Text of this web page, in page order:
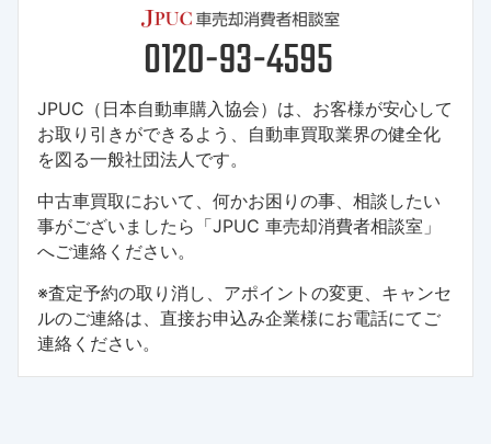
JPUC（日本自動車購入協会）は、お客様が安心して
お取り引きができるよう、自動車買取業界の健全化
を図る一般社団法人です。
中古車買取において、何かお困りの事、相談したい
事がございましたら「JPUC 車売却消費者相談室」
へご連絡ください。
※査定予約の取り消し、アポイントの変更、キャンセ
ルのご連絡は、直接お申込み企業様にお電話にてご
連絡ください。